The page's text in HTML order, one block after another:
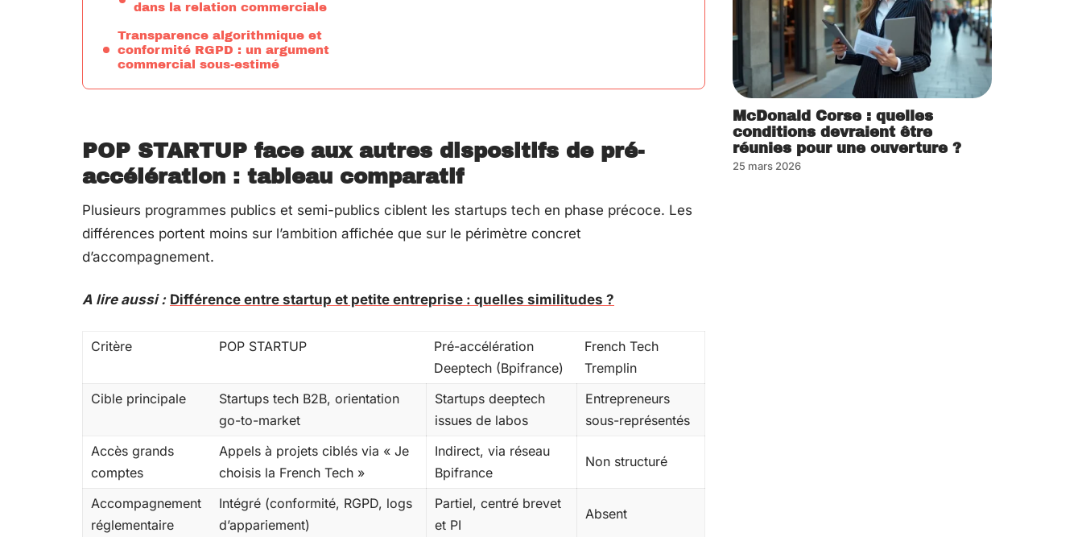
dans la relation commerciale
Transparence algorithmique et
conformité RGPD : un argument
commercial sous-estimé
POP STARTUP face aux autres dispositifs de pré-
accélération : tableau comparatif
Plusieurs programmes publics et semi-publics ciblent les startups tech en phase précoce. Les
différences portent moins sur l’ambition affichée que sur le périmètre concret
d’accompagnement.
A lire aussi : Différence entre startup et petite entreprise : quelles similitudes ?
Critère POP STARTUP
Pré-accélération
Deeptech (Bpifrance)
French Tech
Tremplin
Cible principale
Startups tech B2B, orientation
go-to-market
Startups deeptech
issues de labos
Entrepreneurs
sous-représentés
Accès grands
comptes
Appels à projets ciblés via « Je
choisis la French Tech »
Indirect, via réseau
Bpifrance
Non structuré
Accompagnement
réglementaire
Intégré (conformité, RGPD, logs
d’appariement)
Partiel, centré brevet
et PI
Absent
McDonald Corse : quelles
conditions devraient être
réunies pour une ouverture ?
25 mars 2026